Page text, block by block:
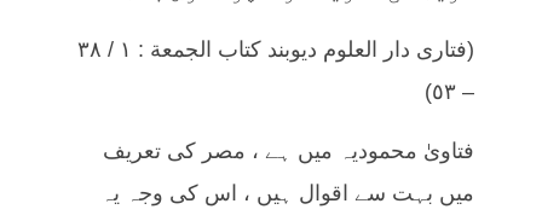
(فتاری دار العلوم دیوبند کتاب الجمعة : ۱ / ٣٨
– ٥٣)
فتاویٰ محمودیہ میں ہے ، مصر کی تعریف
میں بہت سے اقوال ہیں ، اس کی وجہ یہ